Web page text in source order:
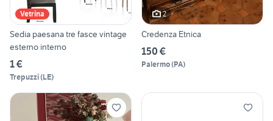
Vetrina
Sedia paesana tre fasce vintage
esterno interno
1 €
Trepuzzi(LE)
2
Credenza Etnica
150 €
Palermo(PA)